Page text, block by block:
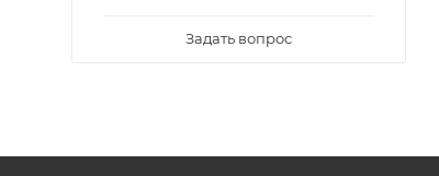
Задать вопрос